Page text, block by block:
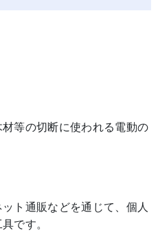
等の切断に使われる電動の
ト通販などを通じて、個人
です。